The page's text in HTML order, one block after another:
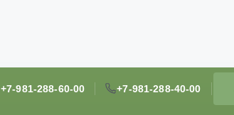
+7-981-288-60-00 +7-981-288-40-00